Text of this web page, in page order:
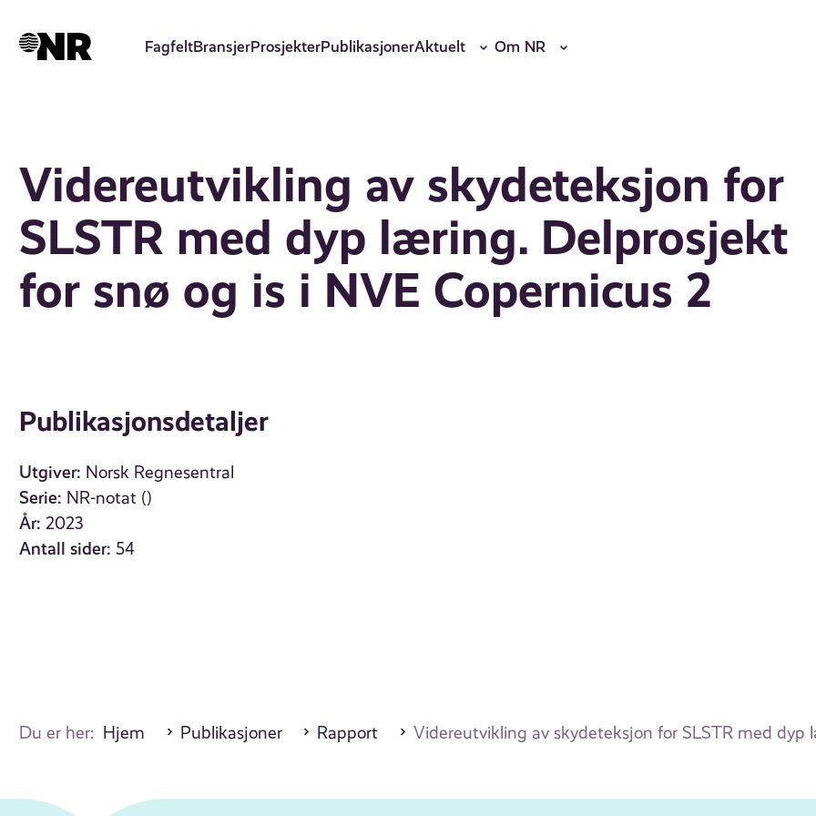
hovedinnhold
FagfeltBransjerProsjekterPublikasjonerAktuelt Om NR
Videreutvikling av skydeteksjon for
SLSTR med dyp læring. Delprosjekt
for snø og is i NVE Copernicus 2
Publikasjonsdetaljer
Utgiver: Norsk Regnesentral
Serie: NR-notat ()
År: 2023
Antall sider: 54
Du er her: Hjem Publikasjoner Rapport Videreutvikling av skydeteksjon for SLSTR med